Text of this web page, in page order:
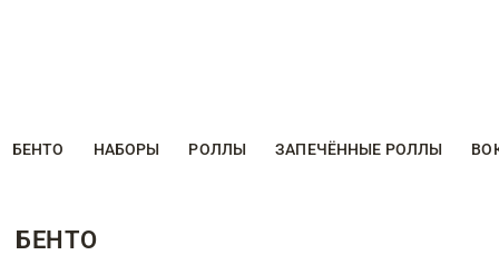
БЕНТО НАБОРЫ РОЛЛЫ ЗАПЕЧЁННЫЕ РОЛЛЫ
БЕНТО